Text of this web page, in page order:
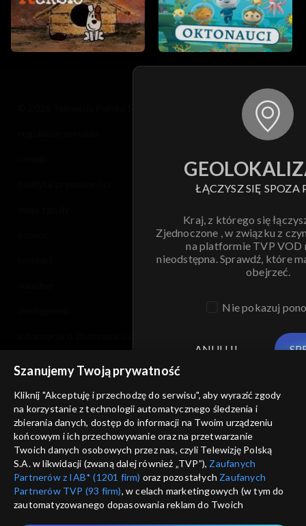
ŁĄCZYSZ SIĘ SPOZA
Kraj, z którego się
Zjednoczone , w związku z
na platformie TVP VOD
nieodstępna. Sprawdź, które
obejrzeć.
Nie pokazuj
ANULUJ
Szanujemy Twoją prywatność
Kliknij "Akceptuję i przechodzę do serwisu", aby wyrazić zgody
na korzystanie z technologii automatycznego śledzenia i
zbierania danych, dostęp do informacji na Twoim urządzeniu
końcowym i ich przechowywanie oraz na przetwarzanie
Twoich danych osobowych przez nas, czyli Telewizję Polską
S.A. w likwidacji (zwaną dalej również „TVP”), Zaufanych
Partnerów z IAB* (1201 firm) oraz pozostałych Zaufanych
Partnerów TVP (93 firm), w celach marketingowych (w tym do
zautomatyzowanego dopasowania reklam do Twoich